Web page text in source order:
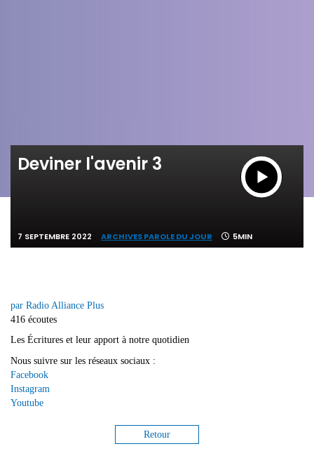
Deviner l'avenir 3
7 SEPTEMBRE 2022 ARCHIVES PAROLE DU JOUR 5MIN
par Radio Alliance Plus
416 écoutes
Les Écritures et leur apport à notre quotidien
Nous suivre sur les réseaux sociaux :
Facebook
Instagram
Youtube
Retour